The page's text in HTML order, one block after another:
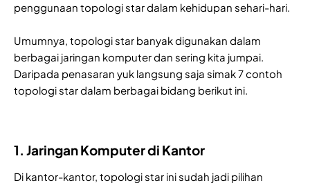
penggunaan topologi star dalam kehidupan sehari-hari.
Umumnya, topologi star banyak digunakan dalam
berbagai jaringan komputer dan sering kita jumpai.
Daripada penasaran yuk langsung saja simak 7 contoh
topologi star dalam berbagai bidang berikut ini.
1. Jaringan Komputer di Kantor
Di kantor-kantor, topologi star ini sudah jadi pilihan